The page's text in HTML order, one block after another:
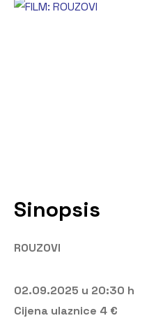
Sinopsis
ROUZOVI
02.09.2025 u 20:30 h
Cijena ulaznice 4 €